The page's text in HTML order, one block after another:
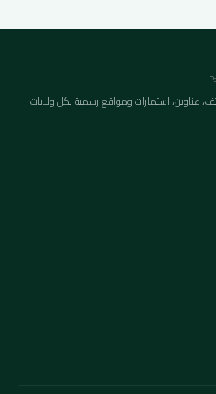
عناوين، استمارات ومواقع رسمية لكل ولايات